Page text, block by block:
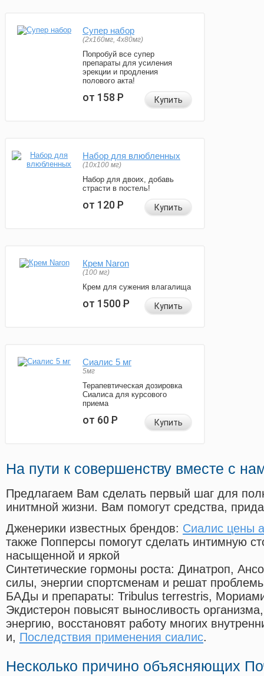
Супер набор
(2х160мг, 4х80мг)
Попробуй все супер
препараты для усиления
эрекции и продления
полового акта!
от 158Р Купить
Набор для влюбленных
(10х100 мг)
Набор для двоих, добавь
страсти в постель!
от 120Р Купить
Крем Naron
(100 мг)
Крем для сужения влагалища
от 1500Р Купить
Сиалис 5 мг
5мг
Терапевтическая дозировка
Сиалиса для курсового
приема
от 60Р Купить
На пути к совершенству вместе с
Предлагаем Вам сделать первый шаг для
инитмной жизни. Вам помогут средства,
Дженерики известных брендов: Сиалис цены
также Попперсы помогут сделать интимную
насыщенной и яркой
Синтетические гормоны роста: Динатроп,
силы, энергии спортсменам и решат
БАДы и препараты: Tribulus terrestris,
Экдистерон повысят выносливость
энергию, восстановят работу многих
и, Последствия применения сиалис.
Несколько причино объясняющих